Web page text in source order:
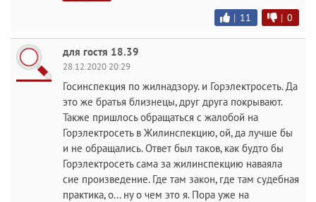
| 11 | 0
для гостя 18.39
28.12.2020 20:29
Госинспекция по жилнадзору. и Горэлектросеть. Да
это же братья близнецы, друг друга покрывают.
Также пришлось обращаться с жалобой на
Горэлектросеть в Жилинспекцию, ой, да лучше бы
и не обращались. Ответ был таков, как будто бы
Горэлектросеть сама за жилинспекцию наваяла
сие произведение. Где там закон, где там судебная
практика, о... ну о чем это я. Пора уже на